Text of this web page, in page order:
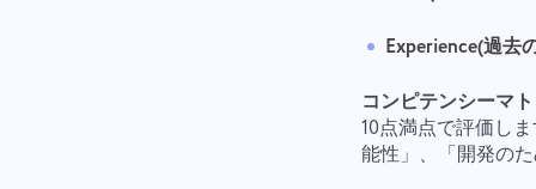
Experience(過去
コンピテンシーマ
10点満点で評価し
能性」、「開発の